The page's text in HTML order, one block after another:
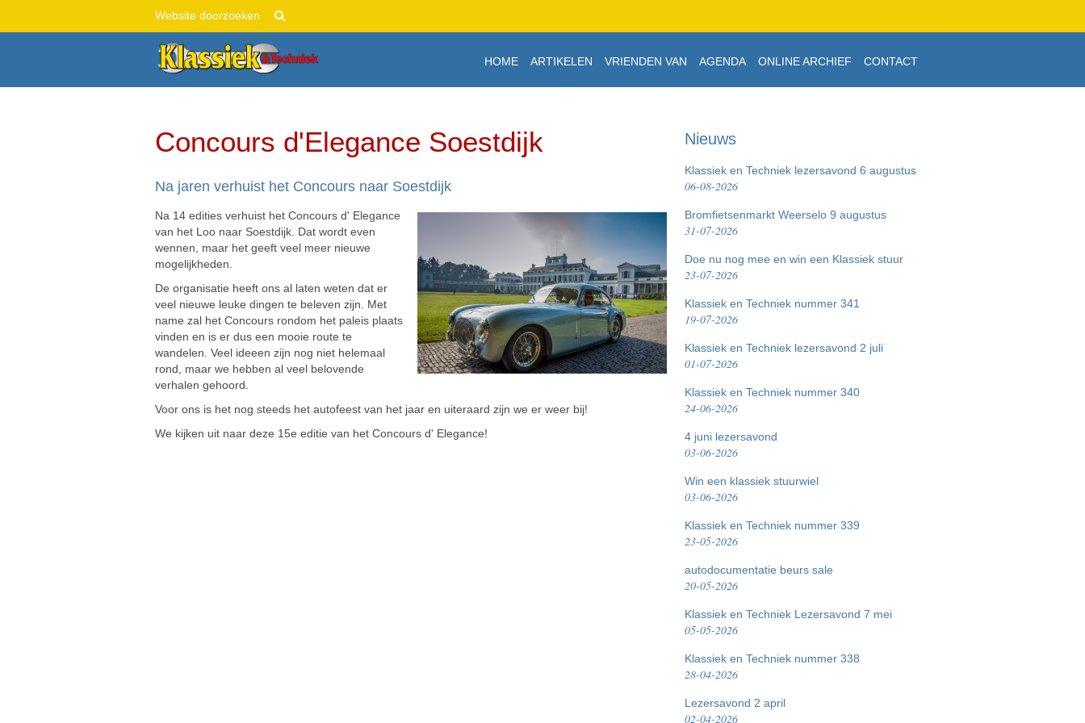
Zoek
Geavanceerd
zoeken...
HOME ARTIKELEN VRIENDEN VAN AGENDA ONLINE ARCHIEF CONTACT
Concours d'Elegance Soestdijk
Na jaren verhuist het Concours naar Soestdijk
Na 14 edities verhuist het Concours d' Elegance
van het Loo naar Soestdijk. Dat wordt even
wennen, maar het geeft veel meer nieuwe
mogelijkheden.
De organisatie heeft ons al laten weten dat er
veel nieuwe leuke dingen te beleven zijn. Met
name zal het Concours rondom het paleis plaats
vinden en is er dus een mooie route te
wandelen. Veel ideeen zijn nog niet helemaal
rond, maar we hebben al veel belovende
verhalen gehoord.
Voor ons is het nog steeds het autofeest van het jaar en uiteraard zijn we er weer bij!
We kijken uit naar deze 15e editie van het Concours d' Elegance!
Nieuws
Klassiek en Techniek lezersavond 6 augustus
06-08-2026
Bromfietsenmarkt Weerselo 9 augustus
31-07-2026
Doe nu nog mee en win een Klassiek stuur
23-07-2026
Klassiek en Techniek nummer 341
19-07-2026
Klassiek en Techniek lezersavond 2 juli
01-07-2026
Klassiek en Techniek nummer 340
24-06-2026
4 juni lezersavond
03-06-2026
Win een klassiek stuurwiel
03-06-2026
Klassiek en Techniek nummer 339
23-05-2026
autodocumentatie beurs sale
20-05-2026
Klassiek en Techniek Lezersavond 7 mei
05-05-2026
Klassiek en Techniek nummer 338
28-04-2026
Lezersavond 2 april
02-04-2026